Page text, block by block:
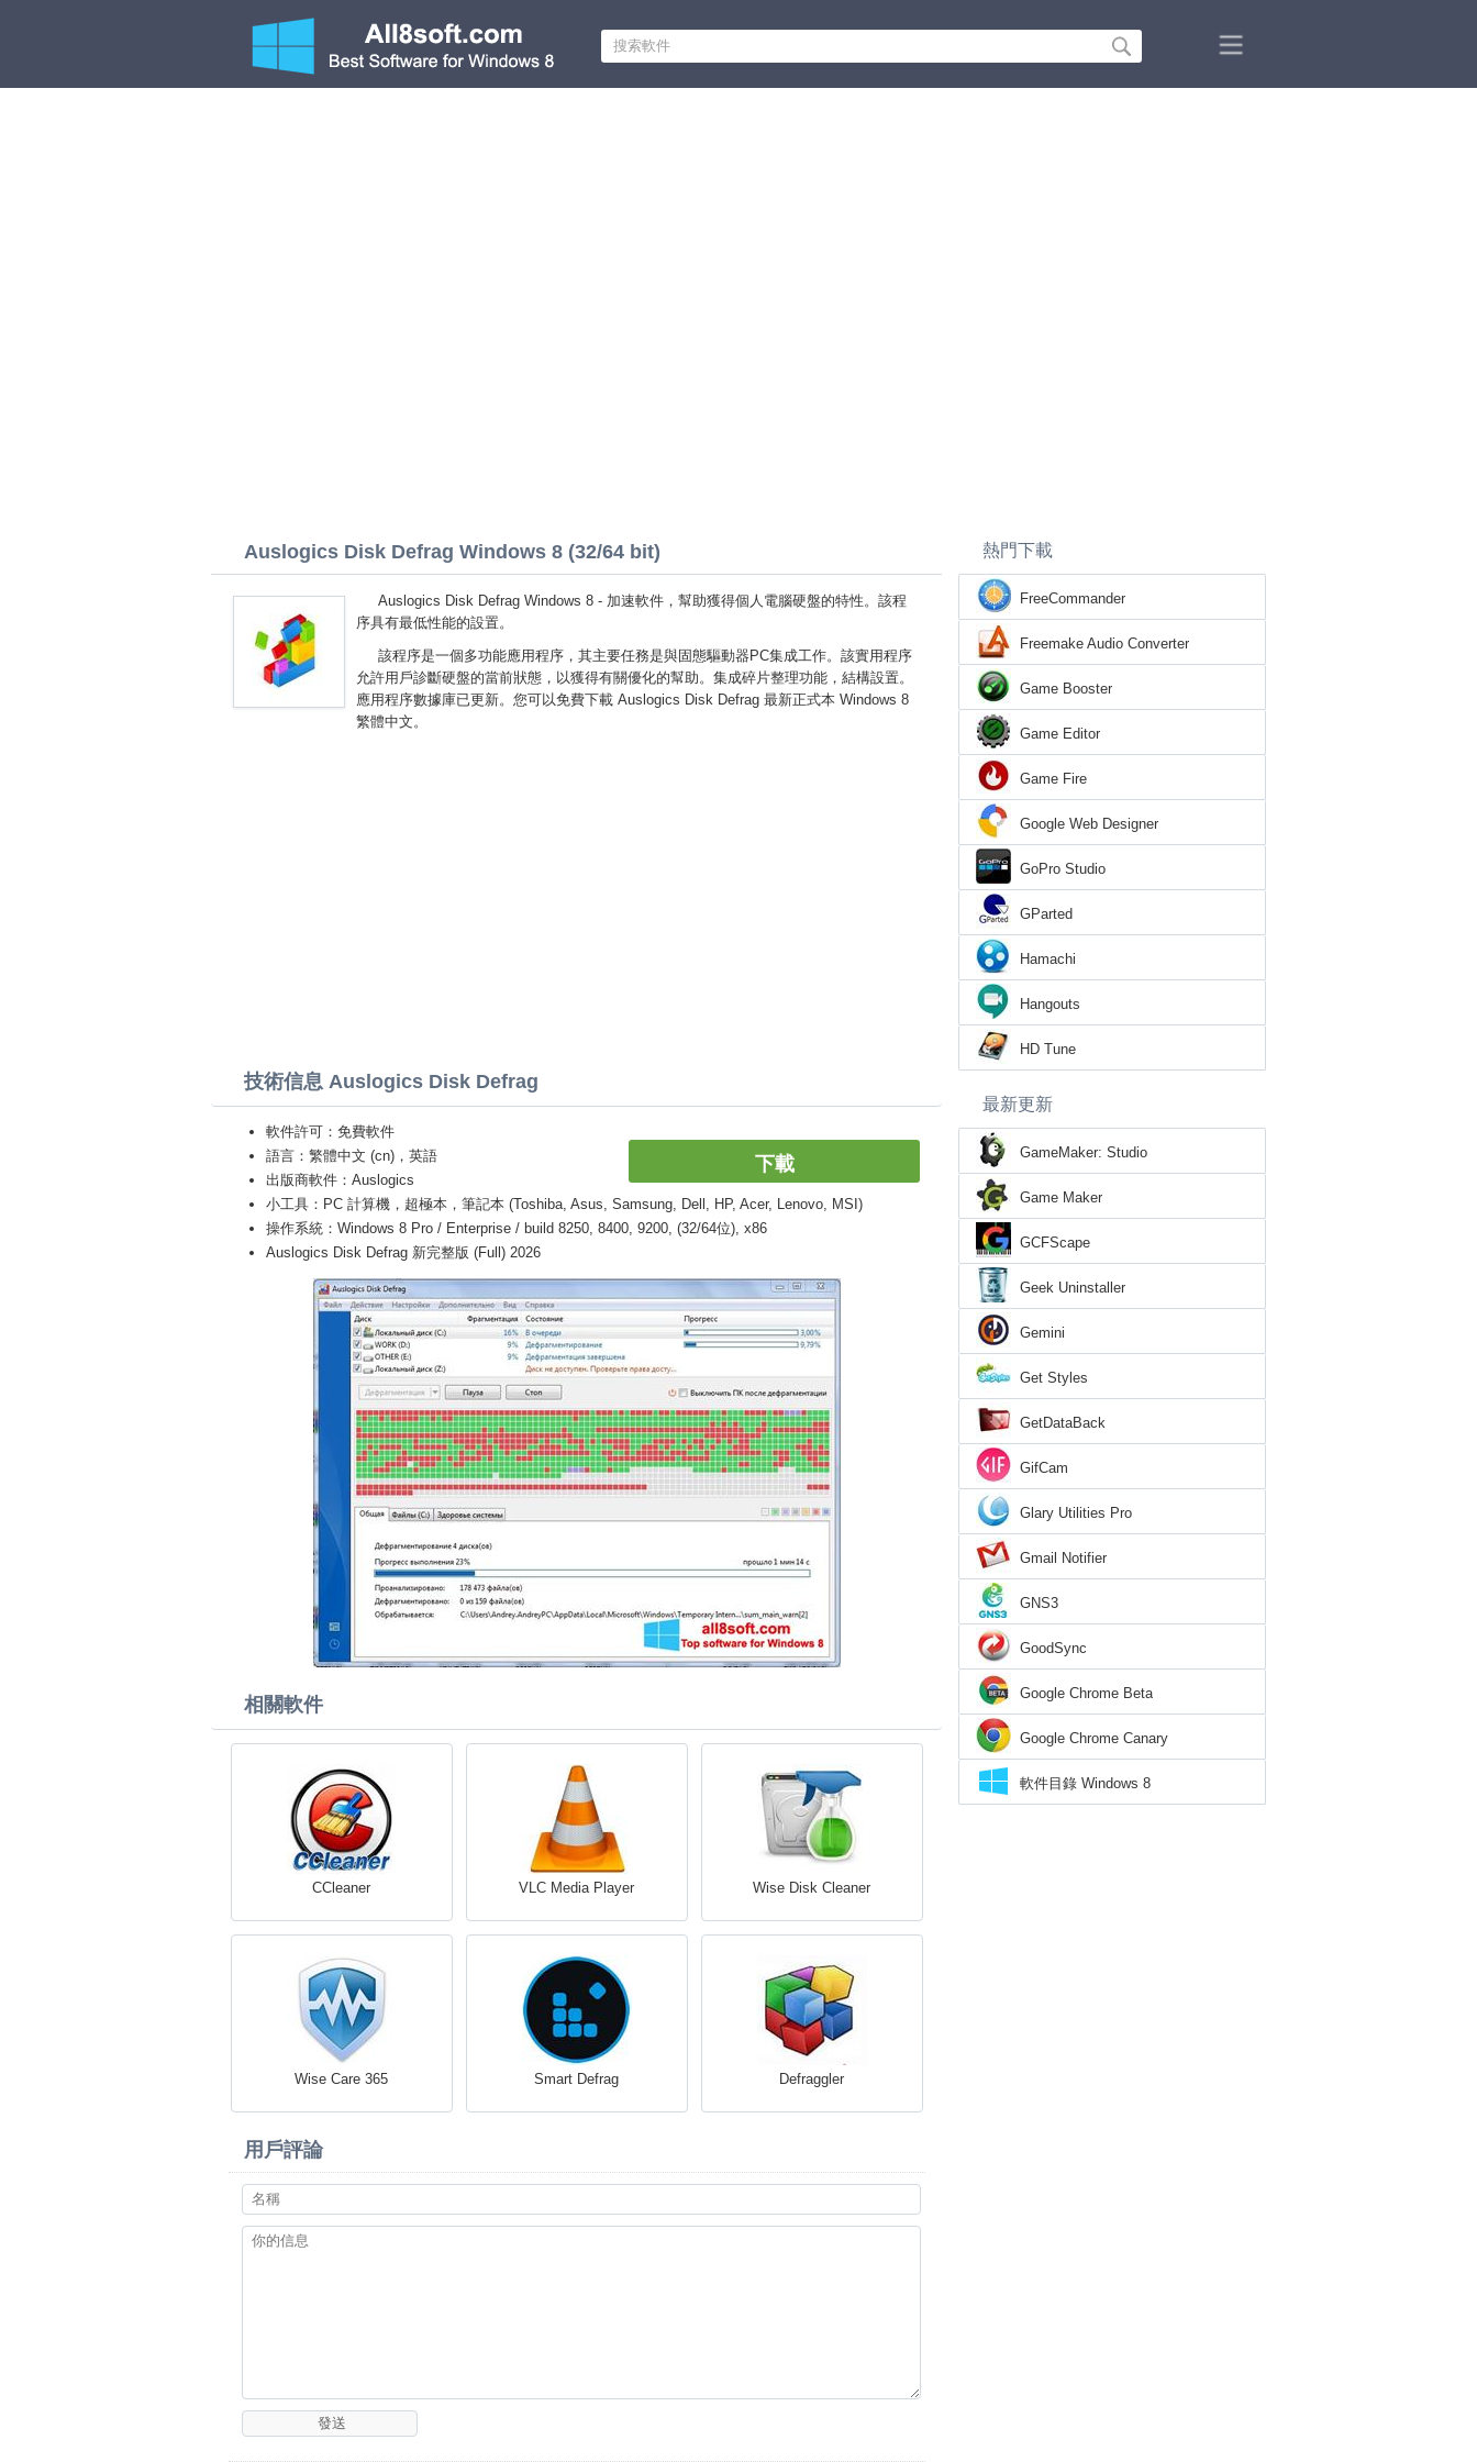
Auslogics Disk Defrag Windows 8 (32/64 bit)
Auslogics Disk Defrag Windows 8 - 加速軟件，幫助獲得個人電腦硬盤的特性。該程
序具有最低性能的設置。
該程序是一個多功能應用程序，其主要任務是與固態驅動器PC集成工作。該實用程序
允許用戶診斷硬盤的當前狀態，以獲得有關優化的幫助。集成碎片整理功能，結構設置。
應用程序數據庫已更新。您可以免費下載 Auslogics Disk Defrag 最新正式本 Windows 8
繁體中文。
技術信息 Auslogics Disk Defrag
下載
軟件許可：免費軟件
語言：繁體中文 (cn)，英語
出版商軟件：Auslogics
小工具：PC 計算機，超極本，筆記本 (Toshiba, Asus, Samsung, Dell, HP, Acer, Lenovo, MSI)
操作系統：Windows 8 Pro / Enterprise / build 8250, 8400, 9200, (32/64位), x86
Auslogics Disk Defrag 新完整版 (Full) 2026
相關軟件
CCleaner VLC Media Player Wise Disk Cleaner
Wise Care 365 Smart Defrag Defraggler
用戶評論
熱門下載
FreeCommander
Freemake Audio Converter
Game Booster
Game Editor
Game Fire
Google Web Designer
GoPro Studio
GParted
Hamachi
Hangouts
HD Tune
最新更新
GameMaker: Studio
Game Maker
GCFScape
Geek Uninstaller
Gemini
Get Styles
GetDataBack
GifCam
Glary Utilities Pro
Gmail Notifier
GNS3
GoodSync
Google Chrome Beta
Google Chrome Canary
軟件目錄 Windows 8